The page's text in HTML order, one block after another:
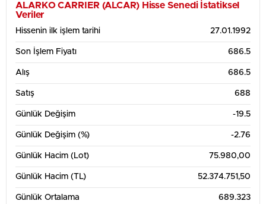
ALARKO CARRIER (ALCAR) Hisse Senedi İstatiksel
Veriler
Hissenin ilk işlem tarihi 27.01.1992
Son İşlem Fiyatı 686.5
Alış 686.5
Satış 688
Günlük Değişim -19.5
Günlük Değişim (%) -2.76
Günlük Hacim (Lot) 75.980,00
Günlük Hacim (TL) 52.374.751,50
Günlük Ortalama 689.323